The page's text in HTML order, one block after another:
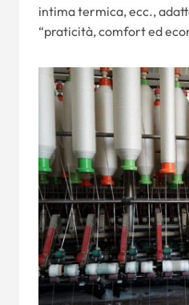
intima termica, ecc.,
“praticità, comfort ed